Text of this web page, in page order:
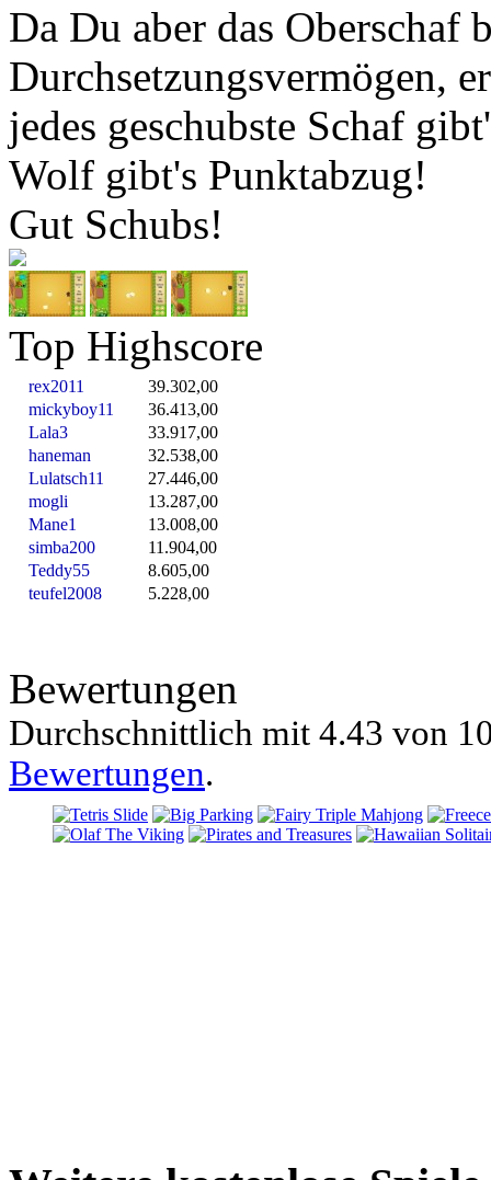
Da Du aber das
Durchsetzungsvermögen,
jedes geschubste Schaf
Wolf gibt's Punktabzug!
Gut Schubs!
Top Highscore
rex2011
39.302,00
mickyboy11
36.413,00
Lala3
33.917,00
haneman
32.538,00
Lulatsch11
27.446,00
mogli
13.287,00
Mane1
13.008,00
simba200
11.904,00
Teddy55
8.605,00
teufel2008
5.228,00
Bewertungen
Durchschnittlich mit 4.43 von
Bewertungen.